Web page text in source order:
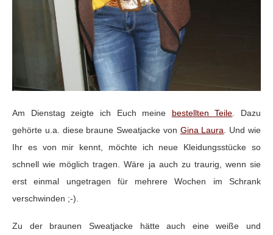
Am Dienstag zeigte ich Euch meine bestellten Teile. Dazu
gehörte u.a. diese braune Sweatjacke von Gina Laura. Und wie
Ihr es von mir kennt, möchte ich neue Kleidungsstücke so
schnell wie möglich tragen. Wäre ja auch zu traurig, wenn sie
erst einmal ungetragen für mehrere Wochen im Schrank
verschwinden ;-).
Zu der braunen Sweatjacke hätte auch eine weiße und